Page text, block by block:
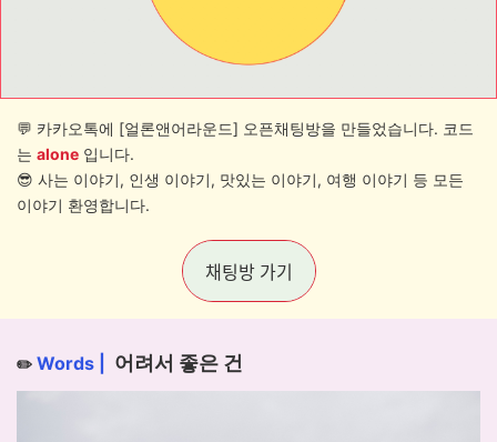
💬 카카오톡에 [얼론앤어라운드] 오픈채팅방을 만들었습니다. 코드
는 alone 입니다.
😎 사는 이야기, 인생 이야기, 맛있는 이야기, 여행 이야기 등 모든
이야기 환영합니다.
채팅방 가기
✏️ Words 어려서 좋은 건